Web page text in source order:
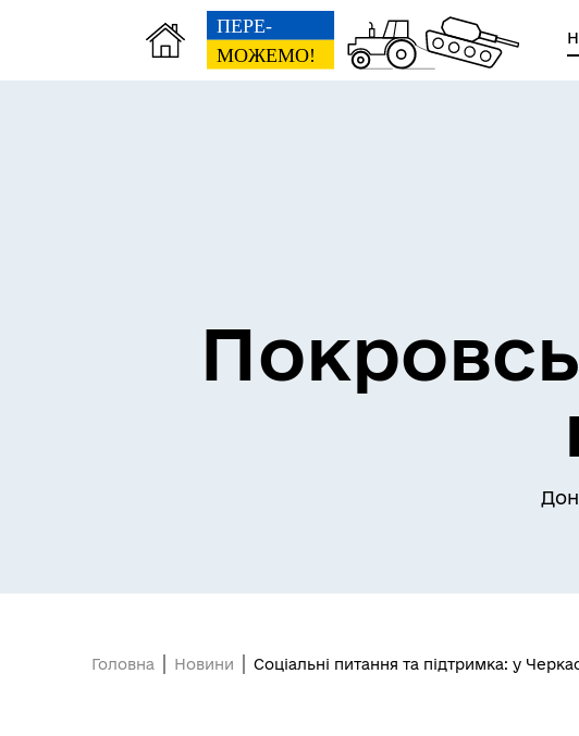
Головна Новини Соціальні питання та підтримка: у